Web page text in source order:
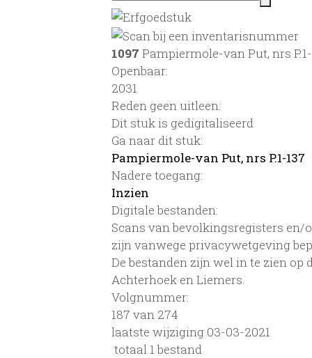
1097 Pampiermole-van Put, nrs
Openbaar:
2031
Reden geen uitleen:
Dit stuk is gedigitaliseerd
Ga naar dit stuk:
Pampiermole-van Put, nrs P.1-137
Nadere toegang:
Inzien
Digitale bestanden:
Scans van bevolkingsregisters en/
zijn vanwege privacywetgeving
De bestanden zijn wel in te zien
Achterhoek en Liemers.
Volgnummer:
187 van 274
laatste wijziging 03-03-2021
totaal 1 bestand